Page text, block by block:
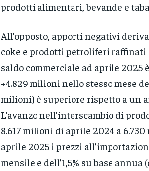
prodotti alimentari, bevande e
All’opposto, apporti negativi
coke e prodotti petroliferi raffinati
saldo commerciale ad aprile 2025
+4.829 milioni nello stesso mese
milioni) è superiore rispetto a un
L’avanzo nell’interscambio di
8.617 milioni di aprile 2024 a
aprile 2025 i prezzi
mensile e dell’1,5% su base annua